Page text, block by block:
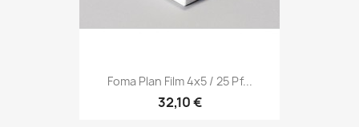
Foma Plan Film 4x5 / 25 Pf...
32,10 €